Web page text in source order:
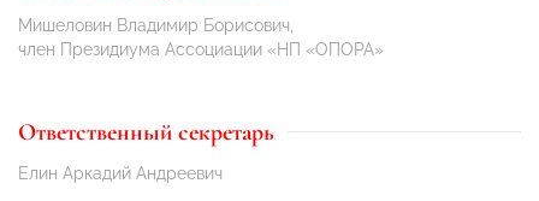
Мишеловин Владимир Борисович,
член Президиума Ассоциации «НП «ОПОРА»
Ответственный секретарь
Елин Аркадий Андреевич